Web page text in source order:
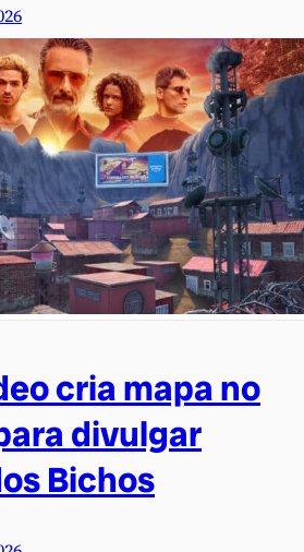
cria mapa no
divulgar
Bichos